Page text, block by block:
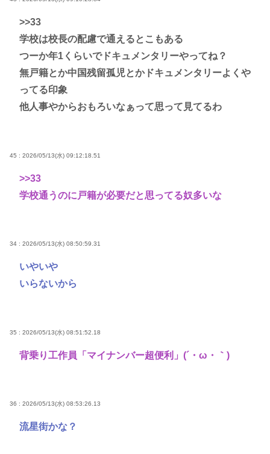
>>33
学校は校長の配慮で通えるとこもある
つーか年1くらいでドキュメンタリーやってね？
無戸籍とか中国残留孤児とかドキュメンタリーよくや
ってる印象
他人事やからおもろいなぁって思って見てるわ
45 : 2026/05/13(水) 09:12:18.51
>>33
学校通うのに戸籍が必要だと思ってる奴多いな
34 : 2026/05/13(水) 08:50:59.31
いやいや
いらないから
35 : 2026/05/13(水) 08:51:52.18
背乗り工作員「マイナンバー超便利」(´・ω・｀)
36 : 2026/05/13(水) 08:53:26.13
流星街かな？